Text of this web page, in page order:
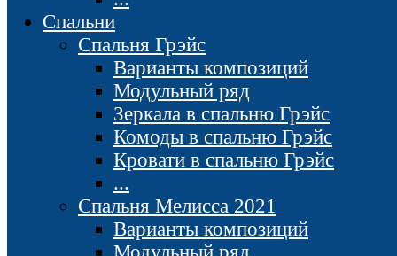
Спальни
Спальня Грэйс
Варианты композиций
Модульный ряд
Зеркала в спальню Грэйс
Комоды в спальню Грэйс
Кровати в спальню Грэйс
...
Спальня Мелисса 2021
Варианты композиций